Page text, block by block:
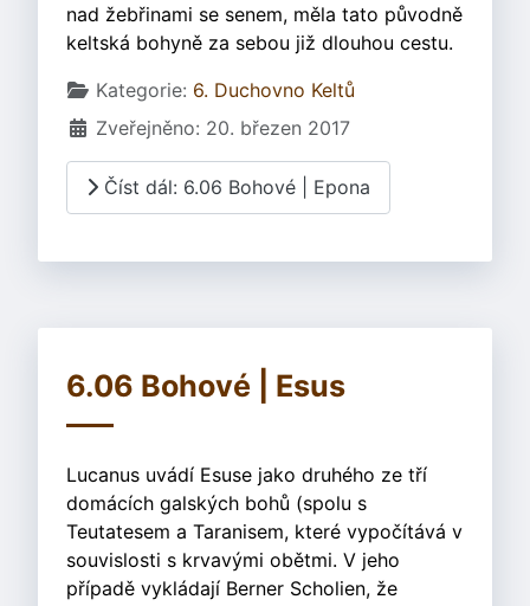
nad žebřinami se senem, měla tato původně
keltská bohyně za sebou již dlouhou cestu.
Základní údaje
Kategorie: 6. Duchovno Keltů
Zveřejněno: 20. březen 2017
Číst dál: 6.06 Bohové | Epona
6.06 Bohové | Esus
Lucanus uvádí Esuse jako druhého ze tří
domácích galských bohů (spolu s
Teutatesem a Taranisem, které vypočítává v
souvislosti s krvavými obětmi. V jeho
případě vykládají Berner Scholien, že